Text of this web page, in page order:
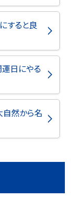
すると良
日にやる
然から名